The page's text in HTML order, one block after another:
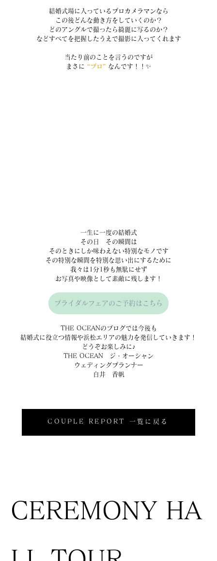
COUPLE REPORT 一覧に戻る
結婚式場に入っているプロカメラマンなら
この後どんな動き方をしていくのか？
どのアングルで撮ったら綺麗に写るのか？
などすべてを把握したうえで撮影に入ってくれます
当たり前のことを言うのですが
まさに “プロ” なんです！！✨
一生に一度の結婚式
その日　その瞬間は
そのときにしか味わえない特別なモノです
その特別な瞬間を特別な思い出にするために
我々は1分1秒も無駄にせず
お写真や映像として素敵に残します！
ブライダルフェアのご予約はこちら
THE OCEANのブログでは今後も
結婚式に役立つ情報や浜松エリアの魅力を発信していきます！
どうぞお楽しみに♪
THE OCEAN　ジ・オーシャン
ウェディングプランナー
白井　香帆
CEREMONY HA